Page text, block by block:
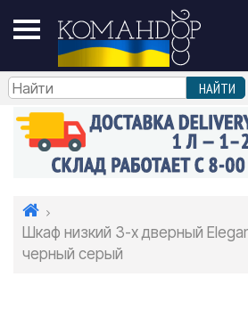
Шкаф низкий 3-х дверный
черный серый